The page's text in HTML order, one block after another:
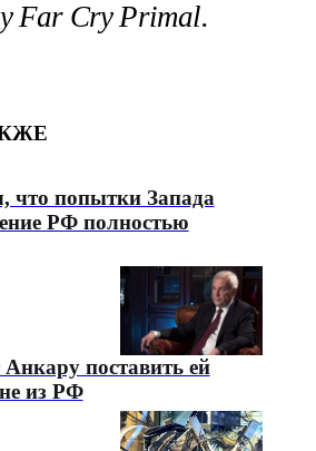
Far Cry Primal.
что попытки Запада
РФ полностью
поставить ей
из РФ